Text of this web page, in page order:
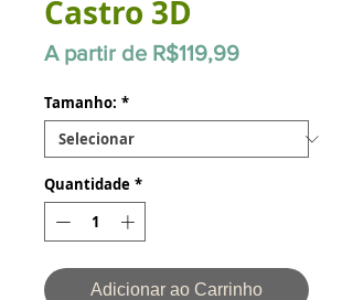
Castro 3D
A partir de R$119,99Preço
Tamanho: *
Quantidade *
Adicionar ao Carrinho